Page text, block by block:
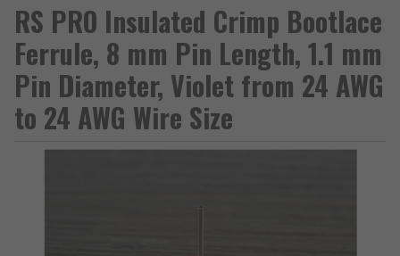
RS PRO Insulated Crimp Bootlace
Ferrule, 8 mm Pin Length, 1.1 mm
Pin Diameter, Violet from 24 AWG
to 24 AWG Wire Size